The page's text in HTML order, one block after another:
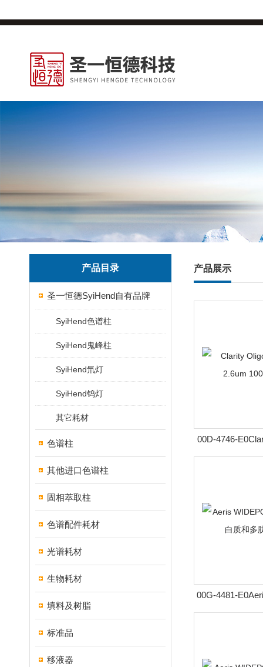
产品目录
圣一恒德SyiHend自有品牌
SyiHend色谱柱
SyiHend鬼峰柱
SyiHend氘灯
SyiHend钨灯
其它耗材
色谱柱
其他进口色谱柱
固相萃取柱
色谱配件耗材
光谱耗材
生物耗材
填料及树脂
标准品
移液器
产品展示
00D-4746-
谱柱2.6um
00G-4481-
XB-C8蛋白质